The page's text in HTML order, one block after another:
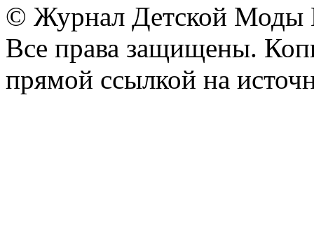
© Журнал Детской Моды
Все права защищены.
прямой ссылкой на